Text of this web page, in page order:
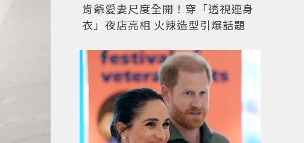
肯爺愛妻尺度全開！穿「透視連身
衣」夜店亮相 火辣造型引爆話題